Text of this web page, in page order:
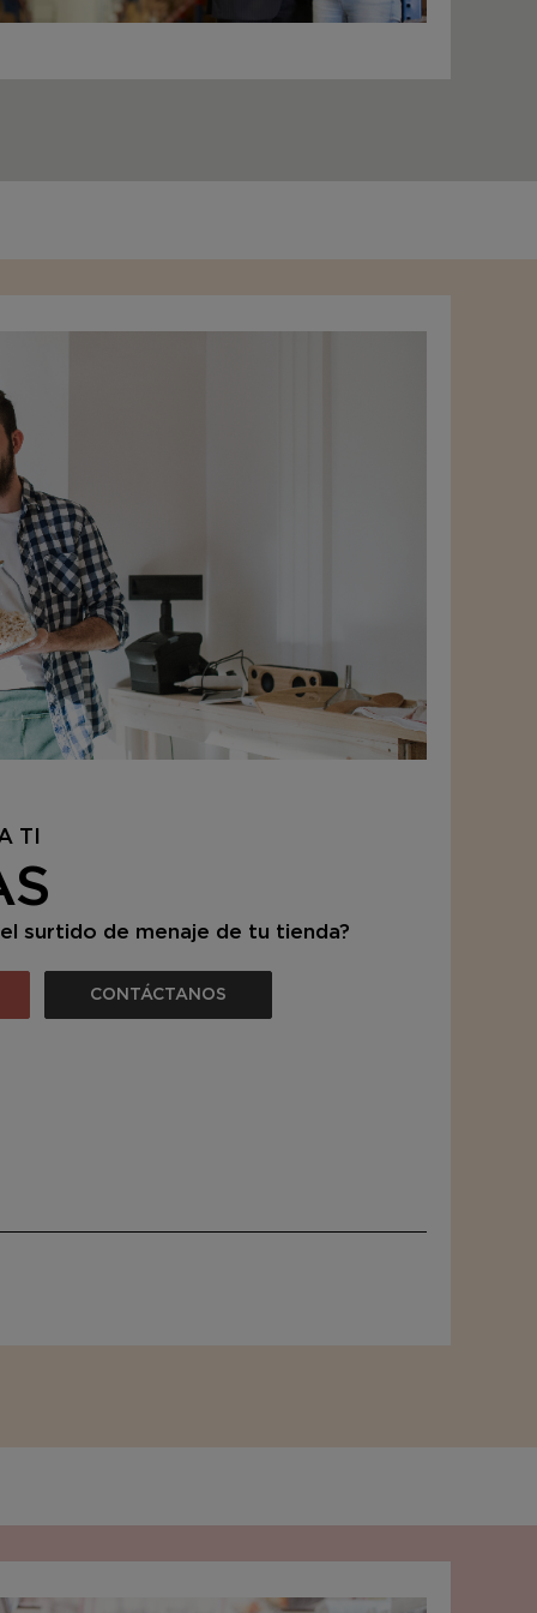
TI
surtido de menaje de tu tienda?
CONTÁCTANOS